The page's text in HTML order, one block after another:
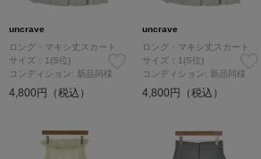
uncrave
ロング・マキシ丈スカート
サイズ：1(S位)
コンディション: 新品同様
4,800円（税込）
uncrave
ロング・マキシ丈スカート
サイズ：1(S位)
コンディション: 新品同様
4,800円（税込）